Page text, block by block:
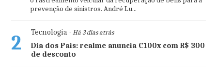
prevenção de sinistros. André Lu...
2 Tecnologia- Há 3 dias atrás
Dia dos Pais: realme anuncia C100x com R$ 300
de desconto